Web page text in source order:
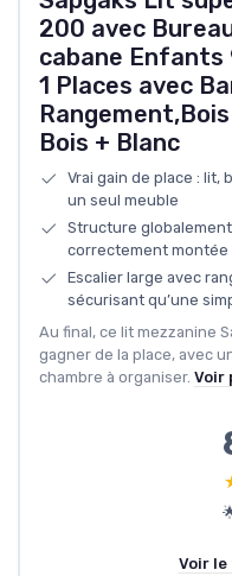
200 avec
cabane Enfants
1 Places avec
Bois + Blanc
Vrai gain de place :
un seul meuble
Structure
correctement montée
Escalier large avec
sécurisant qu’une
Au final, ce lit mezzanine
gagner de la place, avec
chambre à organiser. Voir
Voir